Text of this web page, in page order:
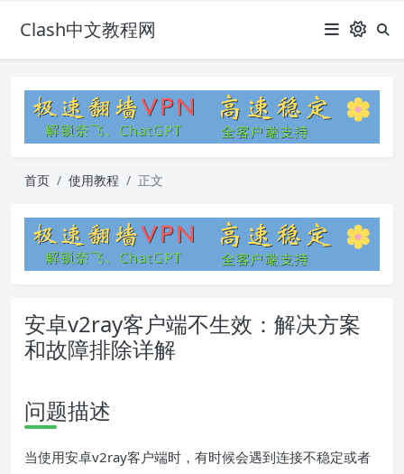
Clash中文教程网
首页 使用教程 正文
安卓v2ray客户端不生效：解决方案
和故障排除详解
问题描述
当使用安卓v2ray客户端时，有时候会遇到连接不稳定或者